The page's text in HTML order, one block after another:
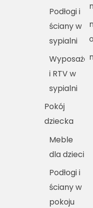
Podłogi i
ściany w
sypialni
i RTV w
sypialni
Pokój
dziecka
Meble
dla dzieci
Podłogi i
ściany w
pokoju